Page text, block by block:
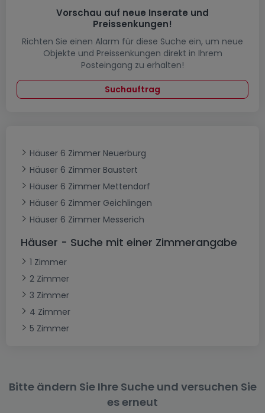
Vorschau auf neue Inserate und
Preissenkungen!
Richten Sie einen Alarm für diese Suche ein, um neue
Objekte und Preissenkungen direkt in Ihrem
Posteingang zu erhalten!
Suchauftrag
Häuser 6 Zimmer Neuerburg
Häuser 6 Zimmer Baustert
Häuser 6 Zimmer Mettendorf
Häuser 6 Zimmer Geichlingen
Häuser 6 Zimmer Messerich
Häuser - Suche mit einer Zimmerangabe
1 Zimmer
2 Zimmer
3 Zimmer
4 Zimmer
5 Zimmer
Bitte ändern Sie Ihre Suche und versuchen Sie
es erneut